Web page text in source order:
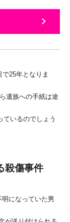
で25年となりま
遺族への手紙は途
ているのでしょう
殺傷事件
になっていた男